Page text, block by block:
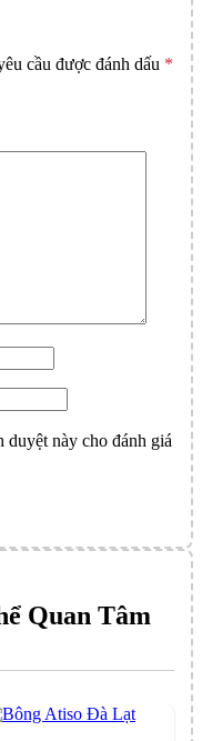
cầu được đánh dấu *
này cho đánh giá
Quan Tâm